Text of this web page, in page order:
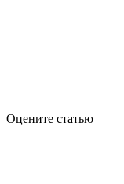
Оцените статью